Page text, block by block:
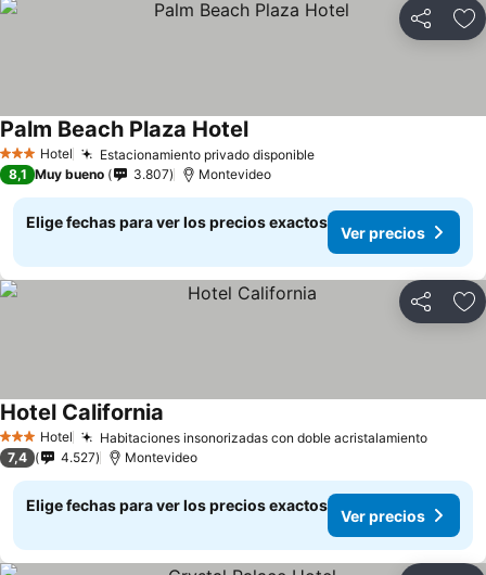
Compartir
3 Estrellas
Hotel Estacionamiento privado disponibleVer precios
Palm Beach Plaza HotelVer precios
8,1 Muy bueno 3.807 Montevideo
Elige fechas para ver los precios exactos
Ver precios
Compartir
3 Estrellas
Hotel Habitaciones insonorizadas con doble acristalamientoVer
Hotel California
7,4 4.527 Montevideo
Elige fechas para ver los precios exactos
Ver precios